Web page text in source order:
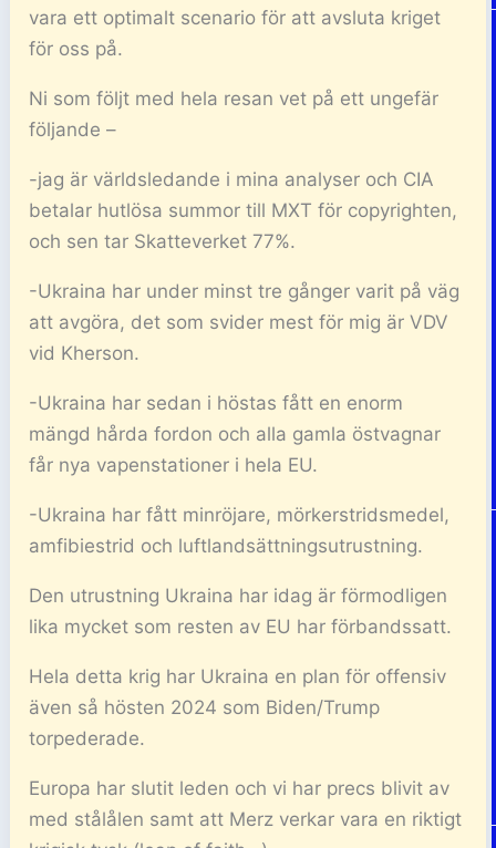
vara ett optimalt scenario för att avsluta kriget
för oss på.
Ni som följt med hela resan vet på ett ungefär
följande –
-jag är världsledande i mina analyser och CIA
betalar hutlösa summor till MXT för copyrighten,
och sen tar Skatteverket 77%.
-Ukraina har under minst tre gånger varit på väg
att avgöra, det som svider mest för mig är VDV
vid Kherson.
-Ukraina har sedan i höstas fått en enorm
mängd hårda fordon och alla gamla östvagnar
får nya vapenstationer i hela EU.
-Ukraina har fått minröjare, mörkerstridsmedel,
amfibiestrid och luftlandsättningsutrustning.
Den utrustning Ukraina har idag är förmodligen
lika mycket som resten av EU har förbandssatt.
Hela detta krig har Ukraina en plan för offensiv
även så hösten 2024 som Biden/Trump
torpederade.
Europa har slutit leden och vi har precs blivit av
med stålålen samt att Merz verkar vara en riktigt